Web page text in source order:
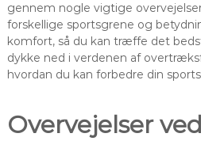
gennem nogle vigtige
forskellige sportsgrene og
komfort, så du kan træffe det
dykke ned i verdenen af
hvordan du kan forbedre din
Overvejelser